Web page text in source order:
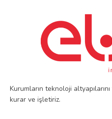
Kurumların teknoloji
kurar ve işletiriz.